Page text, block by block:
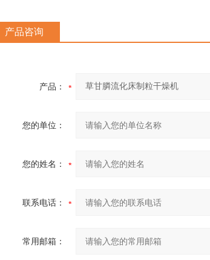
产品咨询
产品：
您的单位：
您的姓名：
联系电话：
常用邮箱：